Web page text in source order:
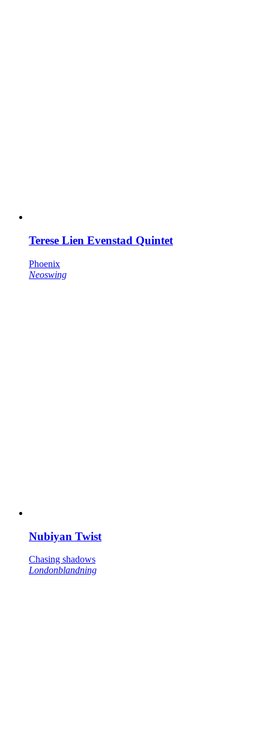
Terese Lien Evenstad Quintet
Phoenix
Neoswing
Nubiyan Twist
Chasing shadows
Londonblandning